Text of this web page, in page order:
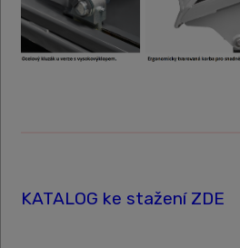
KATALOG ke stažení ZDE